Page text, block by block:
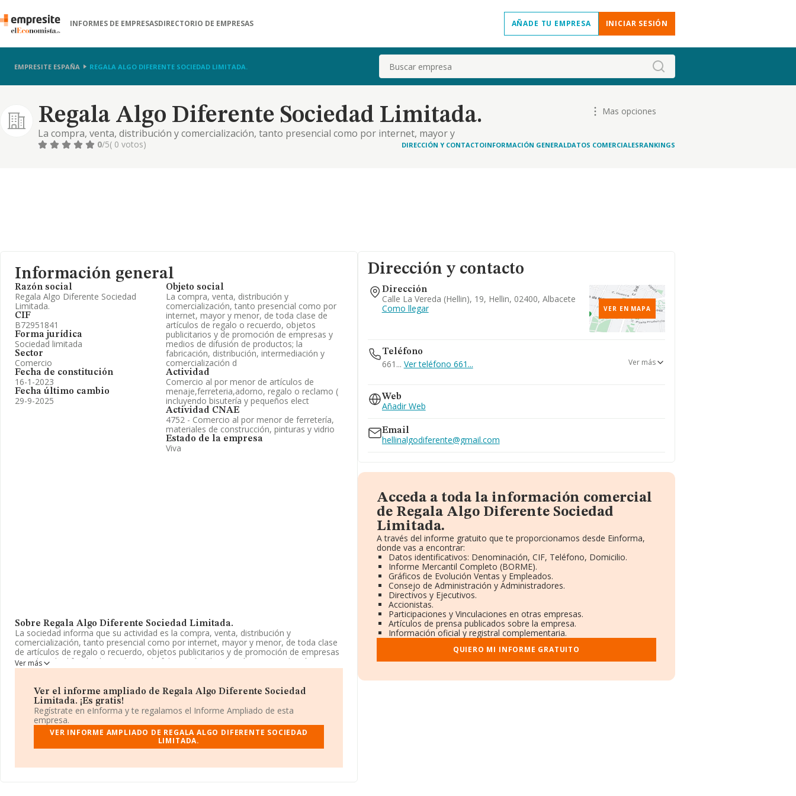
INFORMES DE EMPRESASDIRECTORIO DE EMPRESAS AÑADE TU EMPRESA INICIAR SESIÓN
EMPRESITE ESPAÑA REGALA ALGO DIFERENTE SOCIEDAD LIMITADA. Buscar
Regala Algo Diferente Sociedad Limitada.
La compra, venta, distribución y comercialización, tanto presencial como por internet, mayor y
menor, de toda clase de artículos de regalo o recuerdo, objetos publicitarios y de promoción de
Mas opciones
0/5( 0 votos) DIRECCIÓN Y CONTACTOINFORMACIÓN GENERALDATOS COMERCIALESRANKINGS
Información general
Razón social
Regala Algo Diferente Sociedad
Limitada.
CIF
B72951841
Forma jurídica
Sociedad limitada
Sector
Comercio
Fecha de constitución
16-1-2023
Fecha último cambio
29-9-2025
Objeto social
La compra, venta, distribución y
comercialización, tanto presencial como por
internet, mayor y menor, de toda clase de
artículos de regalo o recuerdo, objetos
publicitarios y de promoción de empresas y
medios de difusión de productos; la
fabricación, distribución, intermediación y
comercialización d
Actividad
Comercio al por menor de artículos de
menaje,ferreteria,adorno, regalo o reclamo (
incluyendo bisutería y pequeños elect
Actividad CNAE
4752 - Comercio al por menor de ferretería,
materiales de construcción, pinturas y vidrio
Estado de la empresa
Viva
Sobre Regala Algo Diferente Sociedad Limitada.
La sociedad informa que su actividad es la compra, venta, distribución y
comercialización, tanto presencial como por internet, mayor y menor, de toda clase
de artículos de regalo o recuerdo, objetos publicitarios y de promoción de empresas
y medios de difusión de productos; la fabricación, distribución, intermediación y
comercialización d. La empresa aparece inscrita en el Registro Mercantil como
pintura y vidrio en establecimientos especializados' con código 4752. No realiza
actividad de importación y/o exportación.
El número de empleados se ha incrementado un 25% y según las cifras existentes en
la base de datos de INFORMA, el número de empleados ha estado por encima de la
media de sector.
distintos rankings, INFORMA facilita la siguiente información: en 2024 la empresa ha
Ver más
Ver el informe ampliado de Regala Algo Diferente Sociedad
Limitada. ¡Es gratis!
Regístrate en eInforma y te regalamos el Informe Ampliado de esta
empresa.
VER INFORME AMPLIADO DE REGALA ALGO DIFERENTE SOCIEDAD
LIMITADA.
Dirección y contacto
Dirección
Calle La Vereda (hellin), 19, Hellin, 02400, Albacete
Como llegar
VER EN MAPA
Teléfono
661... Ver teléfono 661...
967039143
Ver más
Web
Añadir Web
Email
hellinalgodiferente@gmail.com
Acceda a toda la información comercial
de Regala Algo Diferente Sociedad
Limitada.
A través del informe gratuito que te proporcionamos desde Einforma,
donde vas a encontrar:
Datos identificativos: Denominación, CIF, Teléfono, Domicilio.
Informe Mercantil Completo (BORME).
Gráficos de Evolución Ventas y Empleados.
Consejo de Administración y Administradores.
Directivos y Ejecutivos.
Accionistas.
Participaciones y Vinculaciones en otras empresas.
Artículos de prensa publicados sobre la empresa.
Información oficial y registral complementaria.
QUIERO MI INFORME GRATUITO